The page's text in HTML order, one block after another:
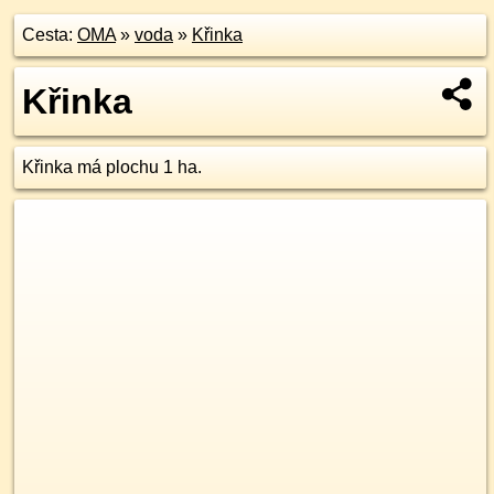
Cesta: OMA» voda » Křinka
Křinka
Křinka má plochu 1 ha.